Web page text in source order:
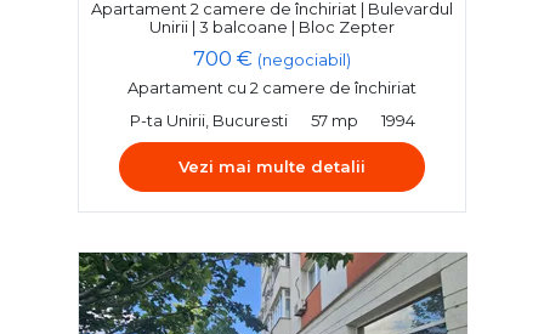
Apartament 2 camere de închiriat | Bulevardul
Unirii | 3 balcoane | Bloc Zepter
700 € (negociabil)
Apartament cu 2 camere de închiriat
P-ta Unirii, Bucuresti
57 mp 1994
Vezi mai multe detalii